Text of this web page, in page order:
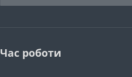
Час роботи